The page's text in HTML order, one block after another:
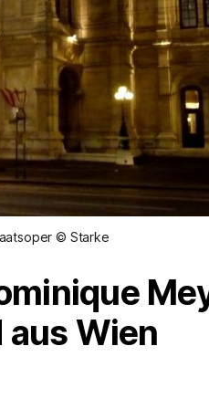
© Starke
Wien